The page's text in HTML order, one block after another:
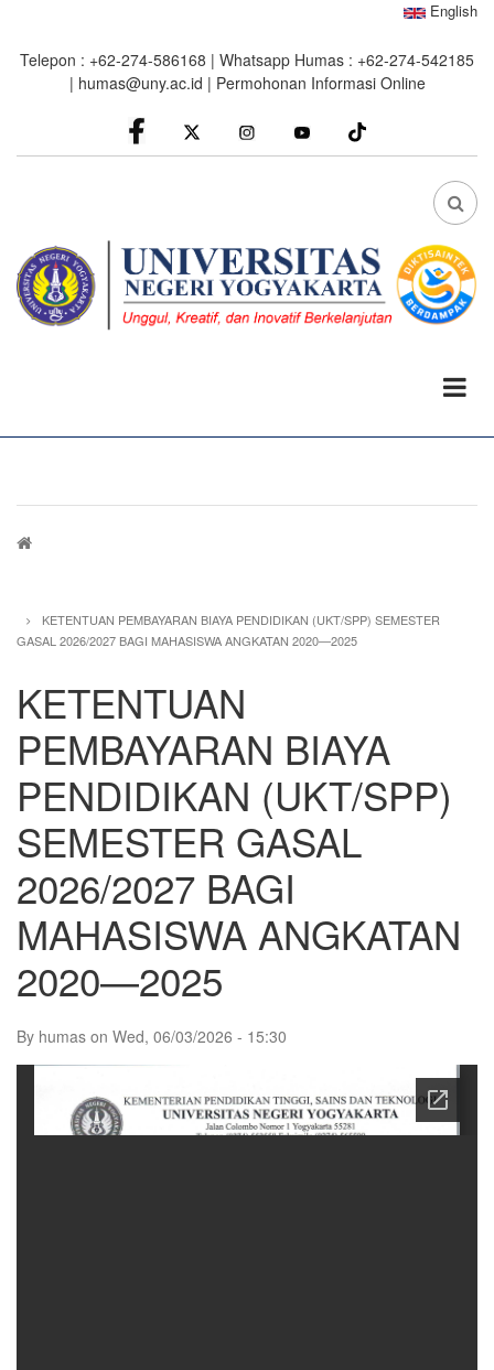
main
English
Telepon : +62-274-586168 | Whatsapp Humas : +62-274-542185
| humas@uny.ac.id | Permohonan Informasi Online
facebook
Instagram youtube
FA
Breadcrumb
KETENTUAN PEMBAYARAN BIAYA PENDIDIKAN (UKT/SPP) SEMESTER
GASAL 2026/2027 BAGI MAHASISWA ANGKATAN 2020—2025
KETENTUAN
PEMBAYARAN BIAYA
PENDIDIKAN (UKT/SPP)
SEMESTER GASAL
2026/2027 BAGI
MAHASISWA ANGKATAN
2020—2025
By humas on Wed, 06/03/2026 - 15:30